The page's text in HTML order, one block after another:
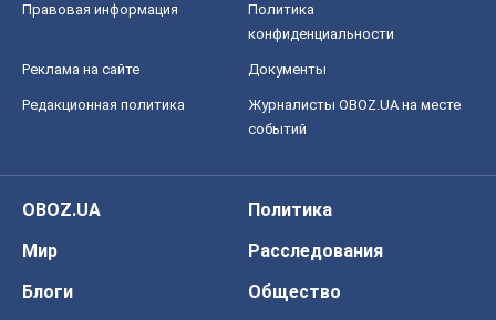
Правовая информация
Политика
конфиденциальности
Реклама на сайте Документы
Редакционная политика
Журналисты OBOZ.UA на месте
событий
OBOZ.UA
Политика
Мир
Расследования
Блоги
Общество